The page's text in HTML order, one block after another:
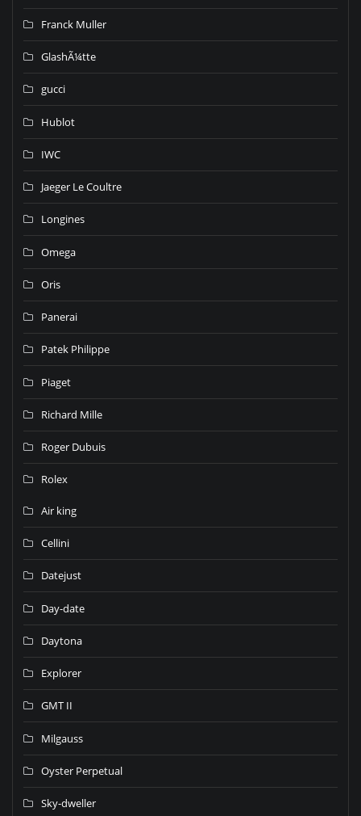
Franck Muller
GlashÃ¼tte
gucci
Hublot
IWC
Jaeger Le Coultre
Longines
Omega
Oris
Panerai
Patek Philippe
Piaget
Richard Mille
Roger Dubuis
Rolex
Air king
Cellini
Datejust
Day-date
Daytona
Explorer
GMT II
Milgauss
Oyster Perpetual
Sky-dweller